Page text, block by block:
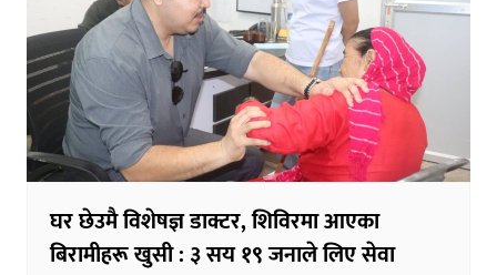
घर छेउमै विशेषज्ञ डाक्टर, शिविरमा आएका
बिरामीहरू खुसी : ३ सय १९ जनाले लिए सेवा